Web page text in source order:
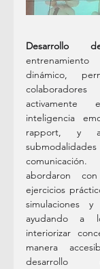
Desarrollo
dinámico,
inteligencia
rapport, y
abordaron
ejercicios
simulaciones
ayudando a
interiorizar
manera
desarrollo